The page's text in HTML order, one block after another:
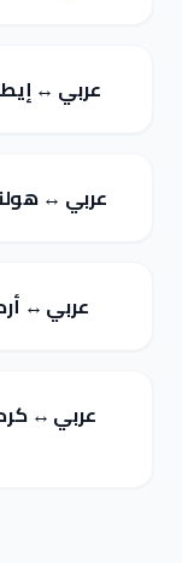
عربي ↔
عربي ↔
عربي ↔
عربي ↔